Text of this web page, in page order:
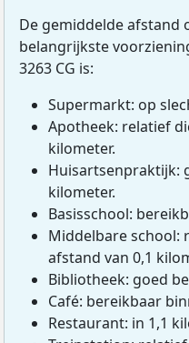
De gemiddelde afstand
belangrijkste
3263 CG is:
Supermarkt: op
Apotheek: relatief
kilometer.
Huisartsenpraktijk:
kilometer.
Basisschool:
Middelbare school:
afstand van 0,1
Bibliotheek: goed
Café: bereikbaar
Restaurant: in 1,1